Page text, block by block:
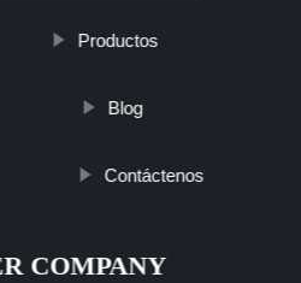
Productos
Blog
Contáctenos
COMPANY